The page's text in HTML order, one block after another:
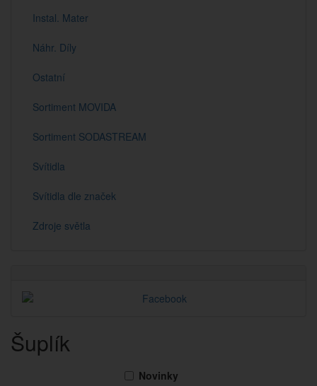
Instal. Mater
Náhr. Díly
Ostatní
Sortiment MOVIDA
Sortiment SODASTREAM
Svítidla
Svítidla dle značek
Zdroje světla
Šuplík
Novinky